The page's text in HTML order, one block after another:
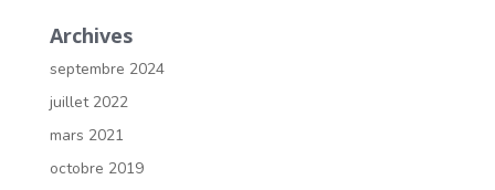
Archives
septembre 2024
juillet 2022
mars 2021
octobre 2019